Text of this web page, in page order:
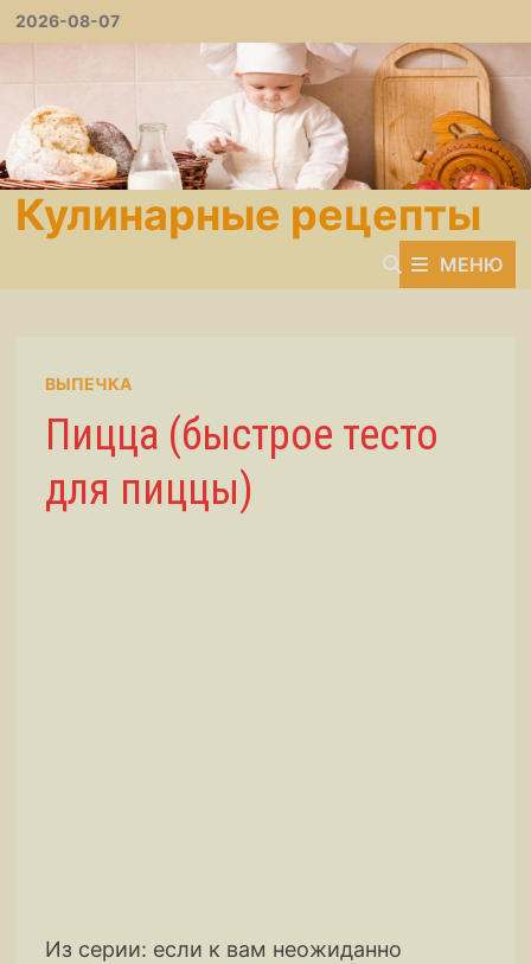
Перейти
содержимому
2026-08-07
Кулинарные рецепты
МЕНЮ
ВЫПЕЧКА
Пицца (быстрое тесто
для пиццы)
Из серии: если к вам неожиданно